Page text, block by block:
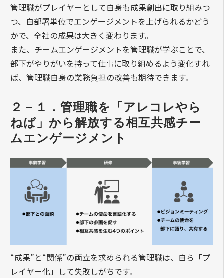
管理職がプレイヤーとして自身も成果創出に取り組みつ
つ、自部署単位でエンゲージメントを上げられるかどう
かで、全社の成果は大きく変わります。
また、チームエンゲージメントを管理職が学ぶことで、
部下がやりがいを持って仕事に取り組めるよう変化すれ
ば、管理職自身の業務負担の改善も期待できます。
２－１．管理職を「アレコレやら
ねば」から解放する相互共感チー
ムエンゲージメント
“成果”と“関係”の両立を求められる管理職は、自ら「プ
レイヤー化」して失敗しがちです。